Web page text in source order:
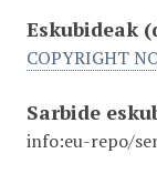
Eskubideak
COPYRIGHT
Sarbide
info:eu-repo/